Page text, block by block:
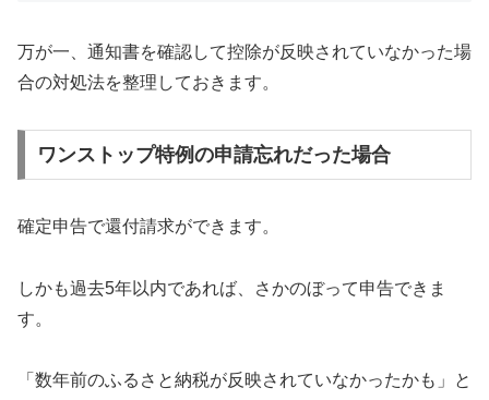
万が一、通知書を確認して控除が反映されていなかった場
合の対処法を整理しておきます。
ワンストップ特例の申請忘れだった場合
確定申告で還付請求ができます。
しかも過去5年以内であれば、さかのぼって申告できま
す。
「数年前のふるさと納税が反映されていなかったかも」と